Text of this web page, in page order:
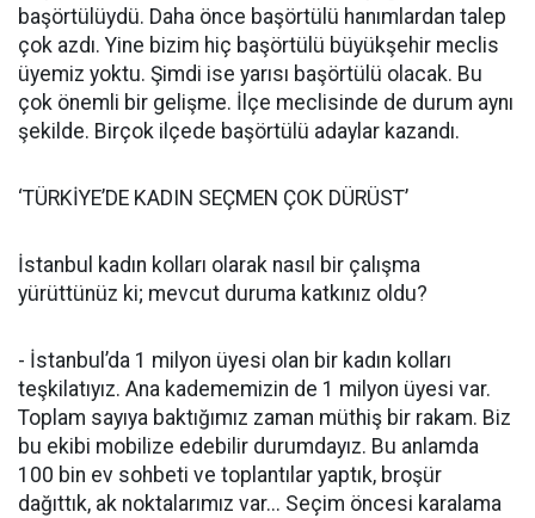
başörtülüydü. Daha önce başörtülü hanımlardan talep
çok azdı. Yine bizim hiç başörtülü büyükşehir meclis
üyemiz yoktu. Şimdi ise yarısı başörtülü olacak. Bu
çok önemli bir gelişme. İlçe meclisinde de durum aynı
şekilde. Birçok ilçede başörtülü adaylar kazandı.
‘TÜRKİYE’DE KADIN SEÇMEN ÇOK DÜRÜST’
İstanbul kadın kolları olarak nasıl bir çalışma
yürüttünüz ki; mevcut duruma katkınız oldu?
- İstanbul’da 1 milyon üyesi olan bir kadın kolları
teşkilatıyız. Ana kadememizin de 1 milyon üyesi var.
Toplam sayıya baktığımız zaman müthiş bir rakam. Biz
bu ekibi mobilize edebilir durumdayız. Bu anlamda
100 bin ev sohbeti ve toplantılar yaptık, broşür
dağıttık, ak noktalarımız var... Seçim öncesi karalama